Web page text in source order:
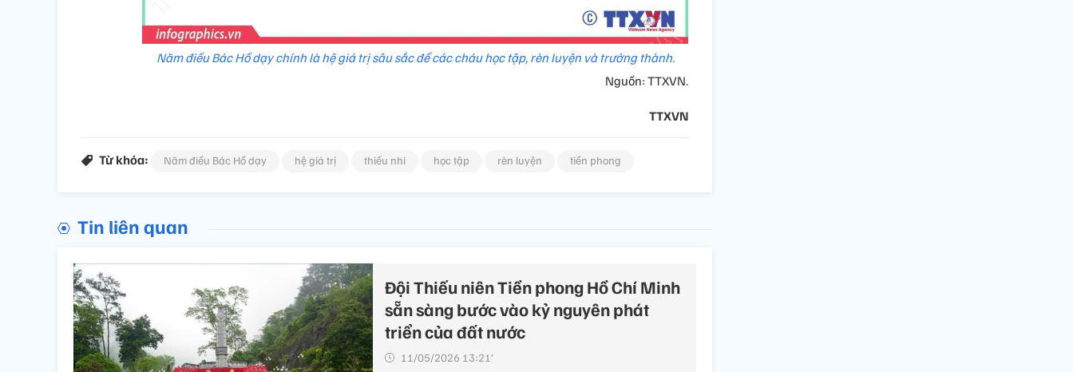
Năm điều Bác Hồ dạy chính là hệ giá trị sâu sắc để các cháu học tập, rèn luyện và trưởng thành.
Nguồn: TTXVN.
TTXVN
Từ khóa: Năm điều Bác Hồ dạy hệ giá trị thiếu nhi học tập rèn luyện tiền phong
Tin liên quan
Đội Thiếu niên Tiền phong Hồ Chí Minh
sẵn sàng bước vào kỷ nguyên phát
triển của đất nước
11/05/2026 13:21’